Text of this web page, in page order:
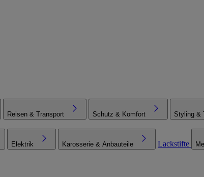
Reisen & Transport Schutz & Komfort Styling &
Elektrik Karosserie & Anbauteile Lackstifte